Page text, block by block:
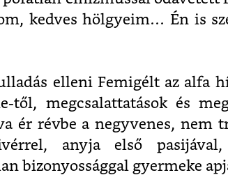
kedves hölgyeim… Én is
elleni Femigélt az alfa
től, megcsalattatások és
ér révbe a negyvenes, nem
anyja első
bizonyossággal gyermeke